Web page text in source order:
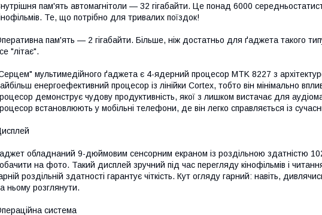
пам'ять автомагнітоли — 32 гігабайти. Це понад 6000
Те, що потрібно для тривалих поїздок!
пам'ять — 2 гігабайти. Більше, ніж достатньо для ґаджета такого
"літає".
мультимедійного ґаджета є 4-ядерний процесор MTK 8227 з
енергоефективний процесор із лінійки Cortex, тобто він мінімально
демонструє чудову продуктивність, якої з лишком вистачає для
встановлюють у мобільні телефони, де він легко справляється із
обладнаний 9-дюймовим сенсорним екраном із роздільною здатністю
на фото. Такий дисплей зручний під час перегляду кінофільмів і
роздільній здатності гарантує чіткість. Кут огляду гарний: навіть,
ньому розглянути.
система